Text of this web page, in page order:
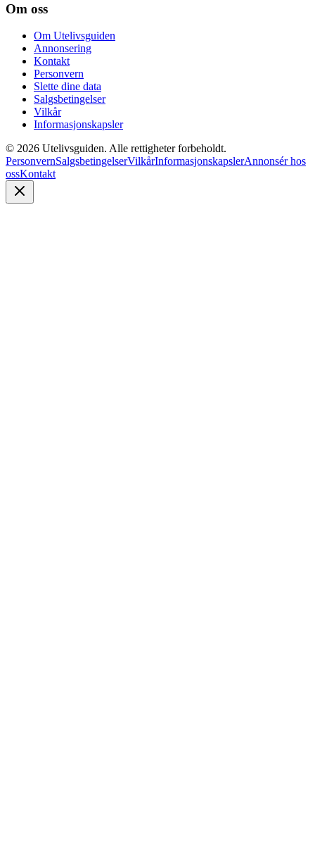
Om oss
Om Utelivsguiden
Annonsering
Kontakt
Personvern
Slette dine data
Salgsbetingelser
Vilkår
Informasjonskapsler
© 2026 Utelivsguiden. Alle rettigheter forbeholdt.
PersonvernSalgsbetingelserVilkårInformasjonskapslerAnnonsér hos
ossKontakt